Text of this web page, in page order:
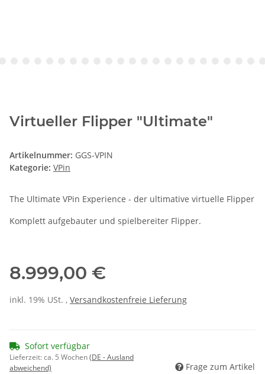
Virtueller Flipper "Ultimate"
Artikelnummer: GGS-VPIN
Kategorie: VPin
The Ultimate VPin Experience - der ultimative virtuelle Flipper
Komplett aufgebauter und spielbereiter Flipper.
8.999,00 €
inkl. 19% USt. , Versandkostenfreie Lieferung
Sofort verfügbar
Lieferzeit:ca. 5 Wochen(DE - Ausland
abweichend)
Frage zum Artikel